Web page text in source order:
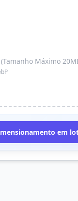
Máximo
em